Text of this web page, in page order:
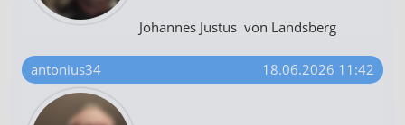
Johannes Justus von Landsberg
antonius34 18.06.2026 11:42